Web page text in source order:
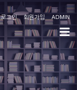
로그인 회원가입 ADMIN